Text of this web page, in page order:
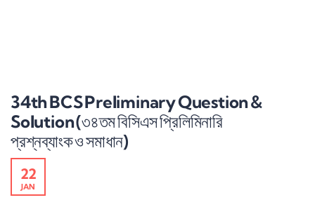
34th BCS Preliminary Question &
Solution (৩৪তম বিসিএস প্রিলিমিনারি
প্রশ্নব্যাংক ও সমাধান)
22
JAN